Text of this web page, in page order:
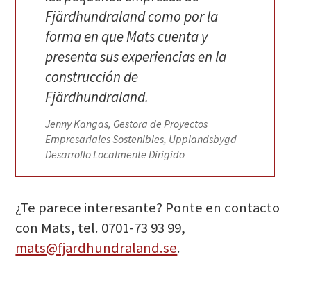
Fjärdhundraland como por la
forma en que Mats cuenta y
presenta sus experiencias en la
construcción de
Fjärdhundraland.
Jenny Kangas, Gestora de Proyectos
Empresariales Sostenibles, Upplandsbygd
Desarrollo Localmente Dirigido
¿Te parece interesante? Ponte en contacto
con Mats, tel. 0701-73 93 99,
mats@fjardhundraland.se.